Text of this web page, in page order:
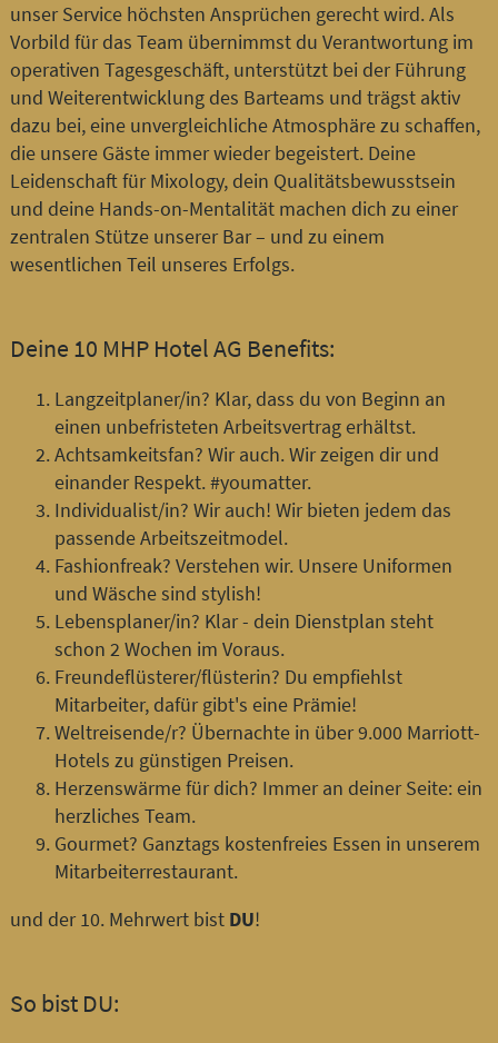
unser Service höchsten Ansprüchen gerecht wird. Als
Vorbild für das Team übernimmst du Verantwortung im
operativen Tagesgeschäft, unterstützt bei der Führung
und Weiterentwicklung des Barteams und trägst aktiv
dazu bei, eine unvergleichliche Atmosphäre zu schaffen,
die unsere Gäste immer wieder begeistert. Deine
Leidenschaft für Mixology, dein Qualitätsbewusstsein
und deine Hands-on-Mentalität machen dich zu einer
zentralen Stütze unserer Bar – und zu einem
wesentlichen Teil unseres Erfolgs.
Deine 10 MHP Hotel AG Benefits:
Langzeitplaner/in? Klar, dass du von Beginn an
einen unbefristeten Arbeitsvertrag erhältst.
Achtsamkeitsfan? Wir auch. Wir zeigen dir und
einander Respekt. #youmatter.
Individualist/in? Wir auch! Wir bieten jedem das
passende Arbeitszeitmodel.
Fashionfreak? Verstehen wir. Unsere Uniformen
und Wäsche sind stylish!
Lebensplaner/in? Klar - dein Dienstplan steht
schon 2 Wochen im Voraus.
Freundeflüsterer/flüsterin? Du empfiehlst
Mitarbeiter, dafür gibt's eine Prämie!
Weltreisende/r? Übernachte in über 9.000 Marriott-
Hotels zu günstigen Preisen.
Herzenswärme für dich? Immer an deiner Seite: ein
herzliches Team.
Gourmet? Ganztags kostenfreies Essen in unserem
Mitarbeiterrestaurant.
und der 10. Mehrwert bist DU!
So bist DU: